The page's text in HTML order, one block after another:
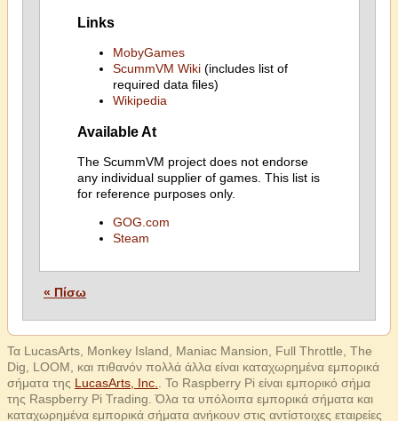
Links
MobyGames
ScummVM Wiki(includes list of
required data files)
Wikipedia
Available At
The ScummVM project does not endorse
any individual supplier of games. This list is
for reference purposes only.
GOG.com
Steam
« Πίσω
Τα LucasArts, Monkey Island, Maniac Mansion, Full Throttle, The
Dig, LOOM, και πιθανόν πολλά άλλα είναι καταχωρημένα εμπορικά
σήματα της LucasArts, Inc.
. Το Raspberry Pi είναι εμπορικό σήμα
της Raspberry Pi Trading. Όλα τα υπόλοιπα εμπορικά σήματα και
καταχωρημένα εμπορικά σήματα ανήκουν στις αντίστοιχες εταιρείες